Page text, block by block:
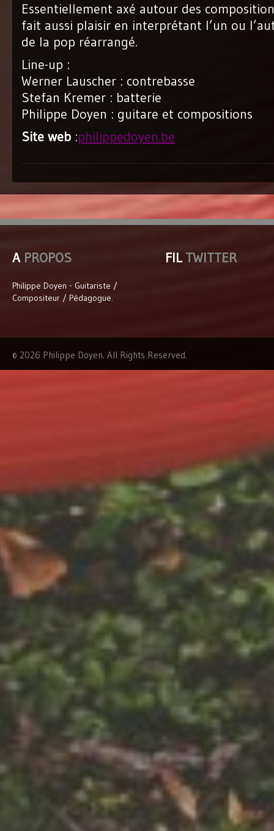
Essentiellement axé autour des
fait aussi plaisir en interprétant l’un ou
de la pop réarrangé.
Line-up :
Werner Lauscher : contrebasse
Stefan Kremer : batterie
Philippe Doyen : guitare et compositions
Site web :philippedoyen.be
APROPOS
Philippe Doyen - Guitariste /
Compositeur / Pédagogue.
FILTWITTER
© 2026 Philippe Doyen. All Rights Reserved.